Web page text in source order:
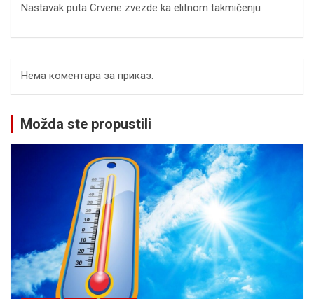
Nastavak puta Crvene zvezde ka elitnom takmičenju
Нема коментара за приказ.
Možda ste propustili